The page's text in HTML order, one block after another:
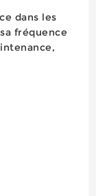
dans les
fréquence